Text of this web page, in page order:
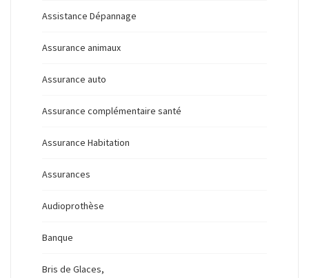
Assistance Dépannage
Assurance animaux
Assurance auto
Assurance complémentaire santé
Assurance Habitation
Assurances
Audioprothèse
Banque
Bris de Glaces,